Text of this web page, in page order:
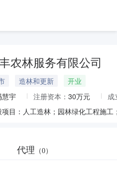
农林服务有限公司
造林和更新
开业
慧宇 注册资本： 30万元
成
代理 （0）